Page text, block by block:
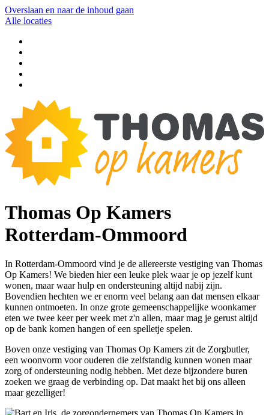
Overslaan en naar de inhoud gaan
Alle locaties
Thomas Op Kamers
Rotterdam-Ommoord
In Rotterdam-Ommoord vind je de allereerste vestiging van Thomas
Op Kamers! We bieden hier een leuke plek waar je op jezelf kunt
wonen, maar waar hulp en ondersteuning altijd nabij zijn.
Bovendien hechten we er enorm veel belang aan dat mensen elkaar
kunnen ontmoeten. In onze grote gemeenschappelijke woonkamer
eten we twee keer per week met z'n allen, maar mag je gerust altijd
op de bank komen hangen of een spelletje spelen.
Boven onze vestiging van Thomas Op Kamers zit de Zorgbutler,
een woonvorm voor ouderen die zelfstandig kunnen wonen maar
zorg of ondersteuning nodig hebben. Met deze bijzondere buren
zoeken we graag de verbinding op. Dat maakt het bij ons alleen
maar gezelliger!